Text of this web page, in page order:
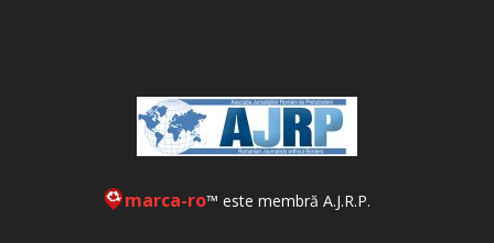
marca-ro™ este membră A.J.R.P.